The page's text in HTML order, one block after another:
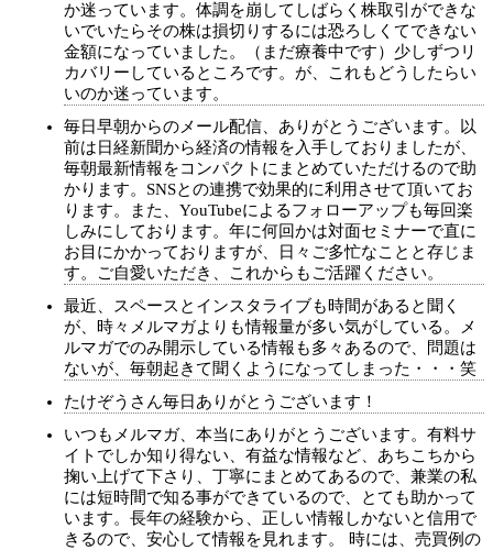
か迷っています。体調を崩してしばらく株取引ができな
いでいたらその株は損切りするには恐ろしくてできない
金額になっていました。（まだ療養中です）少しずつリ
カバリーしているところです。が、これもどうしたらい
いのか迷っています。
毎日早朝からのメール配信、ありがとうございます。以
前は日経新聞から経済の情報を入手しておりましたが、
毎朝最新情報をコンパクトにまとめていただけるので助
かります。SNSとの連携で効果的に利用させて頂いてお
ります。また、YouTubeによるフォローアップも毎回楽
しみにしております。年に何回かは対面セミナーで直に
お目にかかっておりますが、日々ご多忙なことと存じま
す。ご自愛いただき、これからもご活躍ください。
最近、スペースとインスタライブも時間があると聞く
が、時々メルマガよりも情報量が多い気がしている。メ
ルマガでのみ開示している情報も多々あるので、問題は
ないが、毎朝起きて聞くようになってしまった・・・笑
たけぞうさん毎日ありがとうございます！
いつもメルマガ、本当にありがとうございます。有料サ
イトでしか知り得ない、有益な情報など、あちこちから
掬い上げて下さり、丁寧にまとめてあるので、兼業の私
には短時間で知る事ができているので、とても助かって
います。長年の経験から、正しい情報しかないと信用で
きるので、安心して情報を見れます。 時には、売買例の